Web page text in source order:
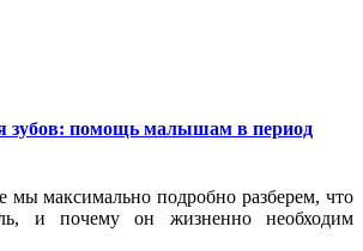
зубов: помощь малышам в период
мы максимально подробно разберем, что
и почему он жизненно необходим